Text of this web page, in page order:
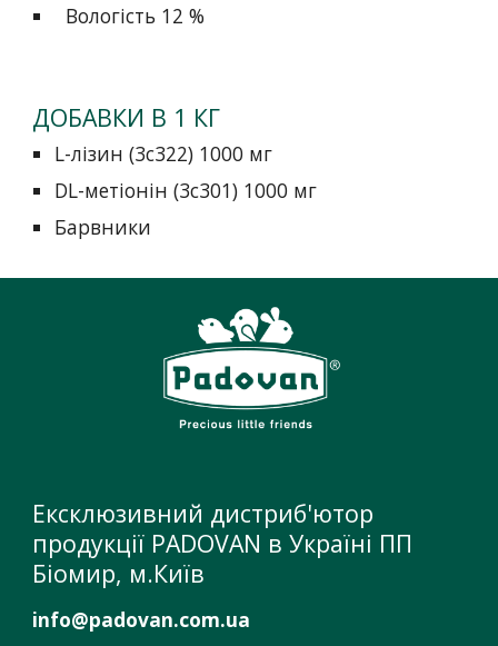
Вологість 12 %
ДОБАВКИ В 1 КГ
L-лізин (3c322) 1000 мг
DL-метіонін (3c301) 1000 мг
Барвники
Ексклюзивний дистриб'ютор
продукції PADOVAN в Україні ПП
Біомир, м.Київ
info@padovan.com.ua